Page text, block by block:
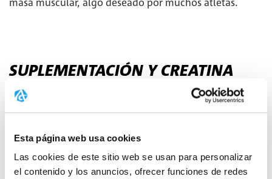
Esta página web usa cookies
Las cookies de este sitio web se usan para personalizar
el contenido y los anuncios, ofrecer funciones de redes
SUPLEMENTACIÓN Y CREATINA
COMO SUPLEMENTO DIETÉTICO
suplemento de la que el cuerpo necesita, el exceso se
excreta en la orina. Sin embargo, niveles más altos de
creatina en el cuerpo también implican que más